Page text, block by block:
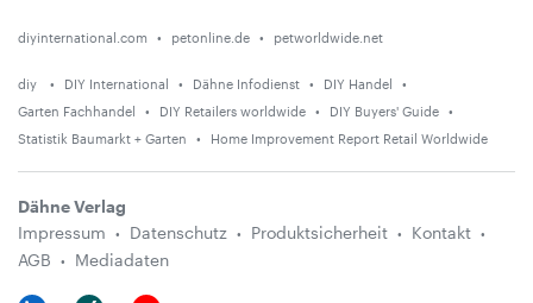
diyinternational.com petonline.de petworldwide.net
diy DIY International Dähne Infodienst
DIY Handel
Garten Fachhandel
DIY Retailers worldwide
DIY Buyers' Guide
Statistik Baumarkt + Garten
Home Improvement Report Retail Worldwide
Dähne Verlag
Impressum
Datenschutz Produktsicherheit
Kontakt
AGB
Mediadaten